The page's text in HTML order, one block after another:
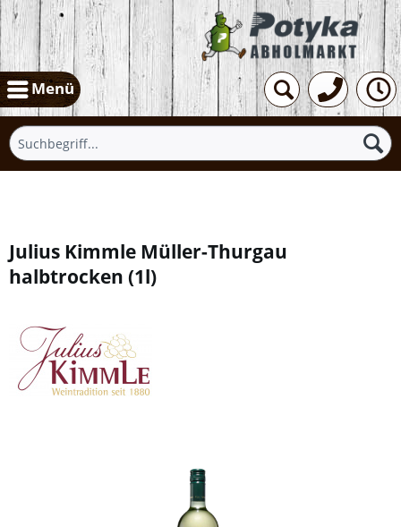
Menü
Julius Kimmle Müller-Thurgau
halbtrocken (1l)